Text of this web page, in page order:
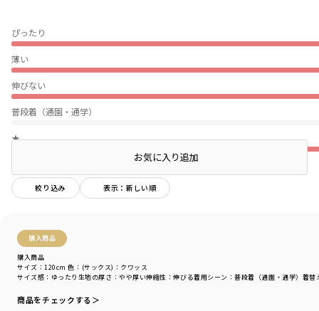
ぴったり
薄い
伸びない
普段着（通園・通学）
★
絞り込み 表示：新しい順
購入商品
購入商品
サイズ感 ：ゆったり 生地の厚さ ：やや厚い伸縮性 ：伸びる着用シーン ：普段着（通園・通学） 着替
サイズ：120cm 色：(サックス)：クワッス
商品をチェックする＞
お気に入り追加